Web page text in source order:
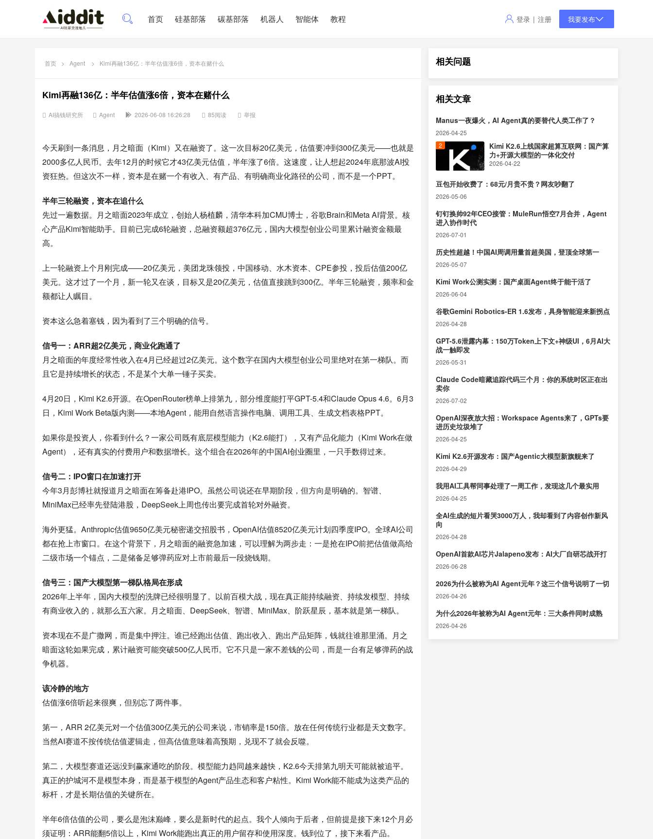
首页 硅基部落 碳基部落 机器人 智能体 教程 登录 | 注册 我要发布
首页 > Agent > Kimi再融136亿：半年估值涨6倍，资本在赌什么
Kimi再融136亿：半年估值涨6倍，资本在赌什么
AI搞钱研究所 Agent 2026-06-08 16:26:28 85阅读 举报
今天刷到一条消息，月之暗面（Kimi）又在融资了。这一次目标20亿美元，估值要冲到300亿美元——也就是
2000多亿人民币。去年12月的时候它才43亿美元估值，半年涨了6倍。这速度，让人想起2024年底那波AI投
资狂热。但这次不一样，资本是在赌一个有收入、有产品、有明确商业化路径的公司，而不是一个PPT。
半年三轮融资，资本在追什么
先过一遍数据。月之暗面2023年成立，创始人杨植麟，清华本科加CMU博士，谷歌Brain和Meta AI背景。核
心产品Kimi智能助手。目前已完成6轮融资，总融资额超376亿元，国内大模型创业公司里累计融资金额最
高。
上一轮融资上个月刚完成——20亿美元，美团龙珠领投，中国移动、水木资本、CPE参投，投后估值200亿
美元。这才过了一个月，新一轮又在谈，目标又是20亿美元，估值直接跳到300亿。半年三轮融资，频率和金
额都让人瞩目。
资本这么急着塞钱，因为看到了三个明确的信号。
信号一：ARR超2亿美元，商业化跑通了
月之暗面的年度经常性收入在4月已经超过2亿美元。这个数字在国内大模型创业公司里绝对在第一梯队。而
且它是持续增长的状态，不是某个大单一锤子买卖。
4月20日，Kimi K2.6开源。在OpenRouter榜单上排第九，部分维度能打平GPT-5.4和Claude Opus 4.6。6月3
日，Kimi Work Beta版内测——本地Agent，能用自然语言操作电脑、调用工具、生成文档表格PPT。
如果你是投资人，你看到什么？一家公司既有底层模型能力（K2.6能打），又有产品化能力（Kimi Work在做
Agent），还有真实的付费用户和数据增长。这个组合在2026年的中国AI创业圈里，一只手数得过来。
信号二：IPO窗口在加速打开
今年3月彭博社就报道月之暗面在筹备赴港IPO。虽然公司说还在早期阶段，但方向是明确的。智谱、
MiniMax已经率先登陆港股，DeepSeek上周也传出要完成首轮对外融资。
海外更猛。Anthropic估值9650亿美元秘密递交招股书，OpenAI估值8520亿美元计划四季度IPO。全球AI公司
都在抢上市窗口。在这个背景下，月之暗面的融资急加速，可以理解为两步走：一是抢在IPO前把估值做高给
二级市场一个锚点，二是储备足够弹药应对上市前最后一段烧钱期。
信号三：国产大模型第一梯队格局在形成
2026年上半年，国内大模型的洗牌已经很明显了。以前百模大战，现在真正能持续融资、持续发模型、持续
有商业收入的，就那么五六家。月之暗面、DeepSeek、智谱、MiniMax、阶跃星辰，基本就是第一梯队。
资本现在不是广撒网，而是集中押注。谁已经跑出估值、跑出收入、跑出产品矩阵，钱就往谁那里涌。月之
暗面这轮如果完成，累计融资可能突破500亿人民币。它不只是一家不差钱的公司，而是一台有足够弹药的战
争机器。
该冷静的地方
估值涨6倍听起来很爽，但别忘了两件事。
第一，ARR 2亿美元对一个估值300亿美元的公司来说，市销率是150倍。放在任何传统行业都是天文数字。
当然AI赛道不按传统估值逻辑走，但高估值意味着高预期，兑现不了就会反噬。
第二，大模型赛道还远没到赢家通吃的阶段。模型能力趋同越来越快，K2.6今天排第九明天可能就被追平。
真正的护城河不是模型本身，而是基于模型的Agent产品生态和客户粘性。Kimi Work能不能成为这类产品的
标杆，才是长期估值的关键所在。
半年6倍估值的公司，要么是泡沫巅峰，要么是新时代的起点。我个人倾向于后者，但前提是接下来12个月必
须证明：ARR能翻5倍以上，Kimi Work能跑出真正的用户留存和使用深度。钱到位了，接下来看产品。
相关问题
相关文章
Manus一夜爆火，AI Agent真的要替代人类工作了？
2026-04-25
Kimi K2.6上线国家超算互联网：国产算
力+开源大模型的一体化交付
2026-04-22
豆包开始收费了：68元/月贵不贵？网友吵翻了
2026-05-06
钉钉换帅92年CEO接管：MuleRun悟空7月合并，Agent
进入协作时代
2026-07-01
历史性超越！中国AI周调用量首超美国，登顶全球第一
2026-05-07
Kimi Work公测实测：国产桌面Agent终于能干活了
2026-06-04
谷歌Gemini Robotics-ER 1.6发布，具身智能迎来新拐点
2026-04-28
GPT-5.6泄露内幕：150万Token上下文+神级UI，6月AI大
战一触即发
2026-05-31
Claude Code暗藏追踪代码三个月：你的系统时区正在出
卖你
2026-07-02
OpenAI深夜放大招：Workspace Agents来了，GPTs要
进历史垃圾堆了
2026-04-25
Kimi K2.6开源发布：国产Agentic大模型新旗舰来了
2026-04-29
我用AI工具帮同事处理了一周工作，发现这几个最实用
2026-04-25
全AI生成的短片看哭3000万人，我却看到了内容创作新风
向
2026-04-28
OpenAI首款AI芯片Jalapeno发布：AI大厂自研芯战开打
2026-06-28
2026为什么被称为AI Agent元年？这三个信号说明了一切
2026-04-26
为什么2026年被称为AI Agent元年：三大条件同时成熟
2026-04-26